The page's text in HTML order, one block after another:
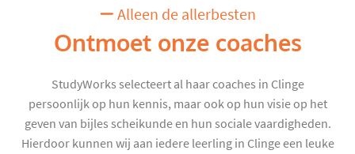
Alleen de allerbesten
Ontmoet onze coaches
StudyWorks selecteert al haar coaches in Clinge
persoonlijk op hun kennis, maar ook op hun visie op het
geven van bijles scheikunde en hun sociale vaardigheden.
Hierdoor kunnen wij aan iedere leerling in Clinge een leuke